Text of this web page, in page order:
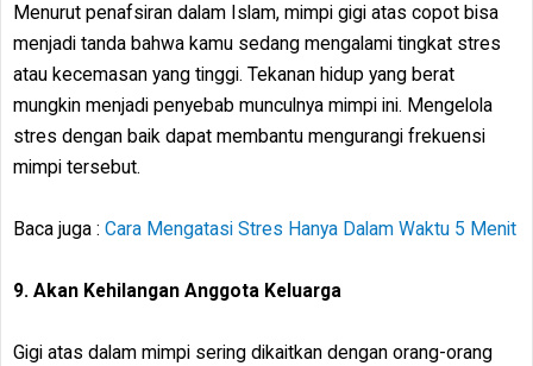
Menurut penafsiran dalam Islam, mimpi gigi atas copot bisa
menjadi tanda bahwa kamu sedang mengalami tingkat stres
atau kecemasan yang tinggi. Tekanan hidup yang berat
mungkin menjadi penyebab munculnya mimpi ini. Mengelola
stres dengan baik dapat membantu mengurangi frekuensi
mimpi tersebut.
Baca juga : Cara Mengatasi Stres Hanya Dalam Waktu 5 Menit
9. Akan Kehilangan Anggota Keluarga
Gigi atas dalam mimpi sering dikaitkan dengan orang-orang